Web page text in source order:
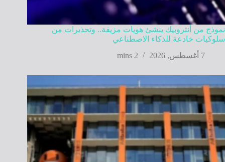
نموذج من أنثروبيك ينشئ هويات مزيفة.. وتحذيرات من
سلوكيات خادعة للذكاء الاصطناعي
7 أغسطس, 2026
2 mins